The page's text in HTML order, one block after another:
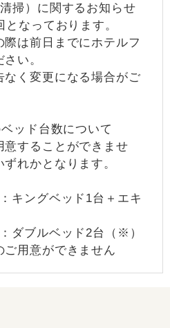
掃）に関するお知らせ
なっております。
は前日までにホテルフ
い。
く変更になる場合がご
ッド台数について
意することができませ
れかとなります。
キングベッド1台＋エキ
ダブルベッド2台（※）
用意ができません